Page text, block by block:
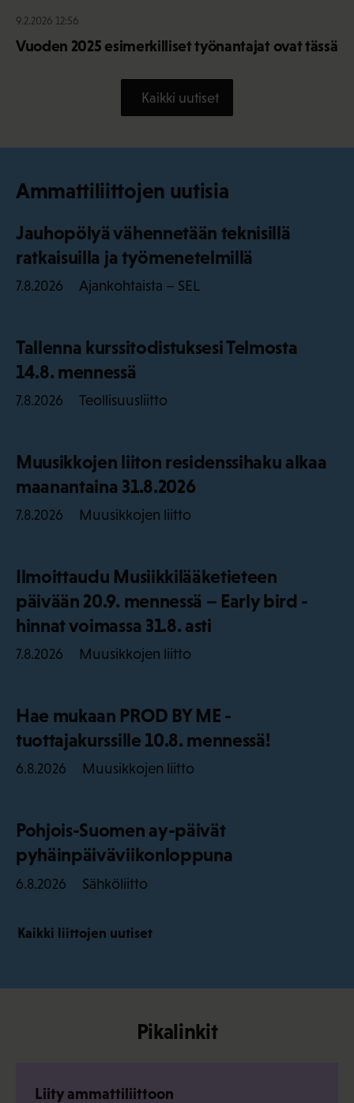
9.2.2026 12:56
Vuoden 2025 esimerkilliset työnantajat ovat tässä
Kaikki uutiset
Ammattiliittojen uutisia
Jauhopölyä vähennetään teknisillä
ratkaisuilla ja työmenetelmillä
7.8.2026 Ajankohtaista – SEL
Tallenna kurssitodistuksesi Telmosta
14.8. mennessä
7.8.2026 Teollisuusliitto
Muusikkojen liiton residenssihaku alkaa
maanantaina 31.8.2026
7.8.2026 Muusikkojen liitto
Ilmoittaudu Musiikkilääketieteen
päivään 20.9. mennessä – Early bird -
hinnat voimassa 31.8. asti
7.8.2026 Muusikkojen liitto
Hae mukaan PROD BY ME -
tuottajakurssille 10.8. mennessä!
6.8.2026 Muusikkojen liitto
Pohjois-Suomen ay-päivät
pyhäinpäiväviikonloppuna
6.8.2026 Sähköliitto
Kaikki liittojen uutiset
Pikalinkit
Liity ammattiliittoon